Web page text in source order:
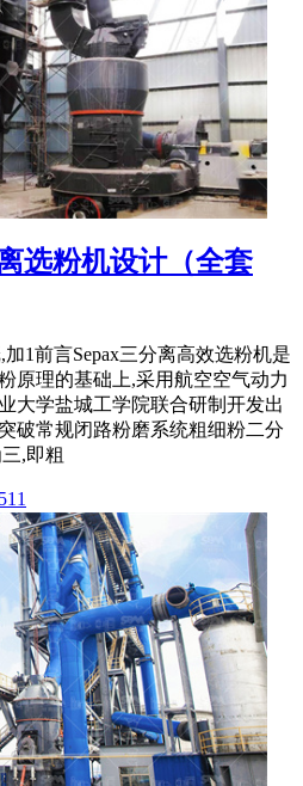
选粉机设计（全套
1前言Sepax三分离高效选粉机是
原理的基础上,采用航空空气动力
大学盐城工学院联合研制开发出
破常规闭路粉磨系统粗细粉二分
,即粗